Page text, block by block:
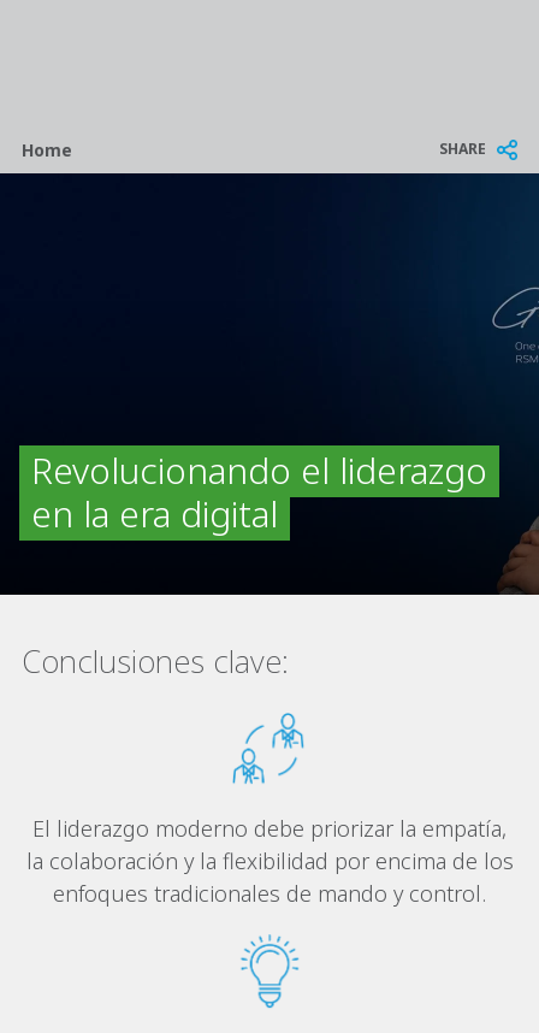
Breadcrumb
Home SHARE
Revolucionando el liderazgo
en la era digital
Conclusiones clave:
El liderazgo moderno debe priorizar la empatía,
la colaboración y la flexibilidad por encima de los
enfoques tradicionales de mando y control.